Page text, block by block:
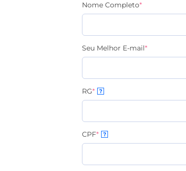
Nome Completo*
Seu Melhor E-mail*
RG* ?
CPF* ?